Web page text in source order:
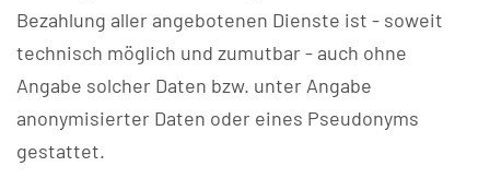
Bezahlung aller angebotenen Dienste ist - soweit
technisch möglich und zumutbar - auch ohne
Angabe solcher Daten bzw. unter Angabe
anonymisierter Daten oder eines Pseudonyms
gestattet.